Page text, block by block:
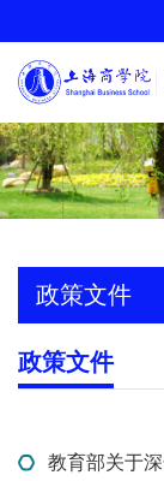
政策文件
政策文件
教育部关于深